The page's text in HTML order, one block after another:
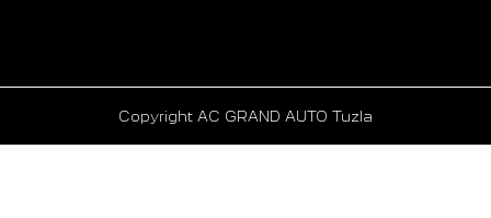
Copyright AC GRAND AUTO Tuzla